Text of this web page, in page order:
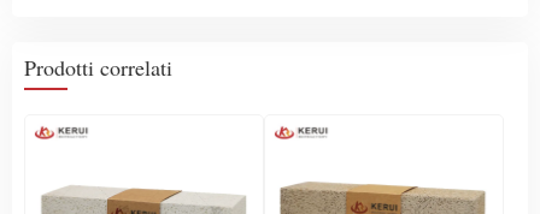
Prodotti correlati